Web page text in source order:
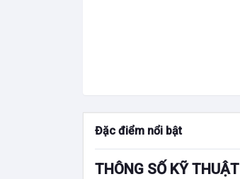
Đặc điểm nổi bật
THÔNG SỐ KỸ THUẬT